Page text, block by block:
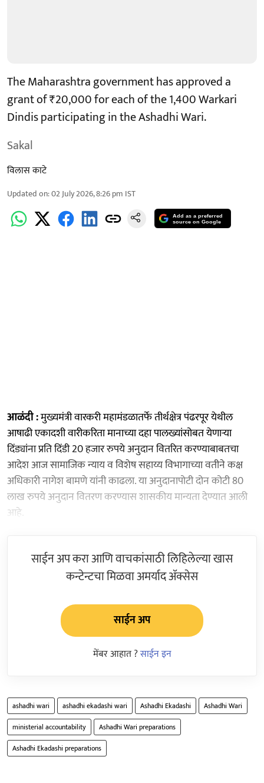
The Maharashtra government has approved a
grant of ₹20,000 for each of the 1,400 Warkari
Dindis participating in the Ashadhi Wari.
Sakal
विलास काटे
Updated on:02 July 2026, 8:26 pm IST
Add as a preferred
source on Google
आळंदी :मुख्यमंत्री वारकरी महामंडळातर्फे तीर्थक्षेत्र पंढरपूर येथील
आषाढी एकादशी वारीकरिता मानाच्या दहा पालख्यांसोबत येणाऱ्या
दिंड्यांना प्रति दिंडी 20 हजार रुपये अनुदान वितरित करण्याबाबतचा
आदेश आज सामाजिक न्याय व विशेष सहाय्य विभागाच्या वतीने कक्ष
अधिकारी नागेश बामणे यांनी काढला. या अनुदानापोटी दोन कोटी 80
लाख रुपये अनुदान वितरण करण्यास शासकीय मान्यता देण्यात आली
आहे.
साईन अप करा आणि वाचकांसाठी लिहिलेल्या खास
कन्टेन्टचा मिळवा अमर्याद ॲक्सेस
साईन अप
मेंबर आहात ?साईन इन
ashadhi wari ashadhi ekadashi wari Ashadhi Ekadashi
Ashadhi Wari
ministerial accountability
Ashadhi Wari preparations
Ashadhi Ekadashi preparations